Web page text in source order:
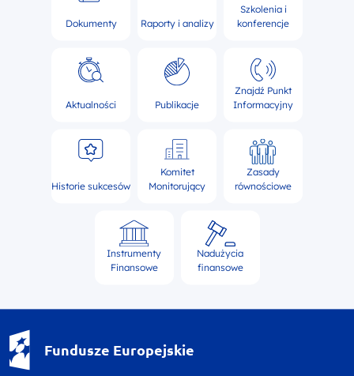
Dokumenty Raporty i analizy
Szkolenia i
konferencje
Aktualności Publikacje
Znajdź Punkt
Informacyjny
Historie sukcesów
Komitet
Monitorujący
Zasady
równościowe
Instrumenty
Finansowe
Nadużycia
finansowe
Fundusze Europejskie